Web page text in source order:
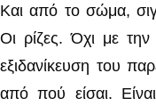
Και από το σώμα,
Οι ρίζες. Όχι με την
εξιδανίκευση του
από πού είσαι.